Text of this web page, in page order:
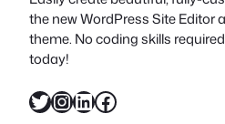
the new WordPress Site Editor
theme. No coding skills
today!
X InstagramLinkedIn Facebook